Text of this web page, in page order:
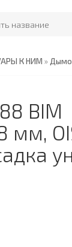
К НИМ »
BIM
мм,